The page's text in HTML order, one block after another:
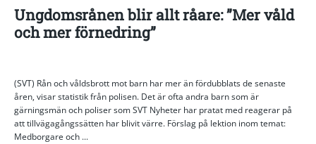
Ungdomsrånen blir allt råare: ”Mer våld
och mer förnedring”
(SVT) Rån och våldsbrott mot barn har mer än fördubblats de senaste
åren, visar statistik från polisen. Det är ofta andra barn som är
gärningsmän och poliser som SVT Nyheter har pratat med reagerar på
att tillvägagångssätten har blivit värre. Förslag på lektion inom temat:
Medborgare och ...